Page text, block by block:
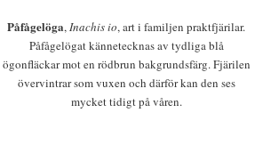
Påfågelöga,Inachis io, art i familjen praktfjärilar.
Påfågelögat kännetecknas av tydliga blå
ögonfläckar mot en rödbrun bakgrundsfärg. Fjärilen
övervintrar som vuxen och därför kan den ses
mycket tidigt på våren.